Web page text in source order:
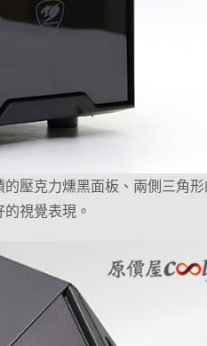
壓克力燻黑面板、兩側三角
視覺表現。